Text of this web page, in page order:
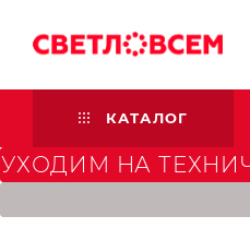
КАТАЛОГ
УХОДИМ НА